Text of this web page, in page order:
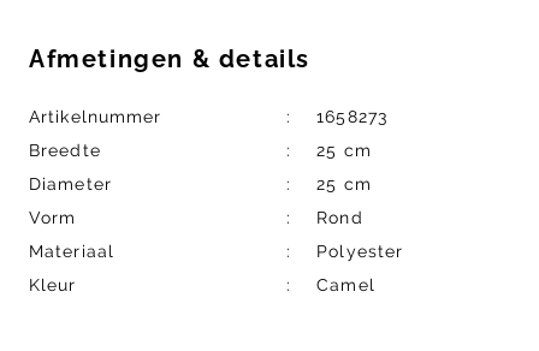
Afmetingen & details
Artikelnummer
1658273
Breedte
25 cm
Diameter
25 cm
Vorm
Rond
Materiaal
Polyester
Kleur
Camel